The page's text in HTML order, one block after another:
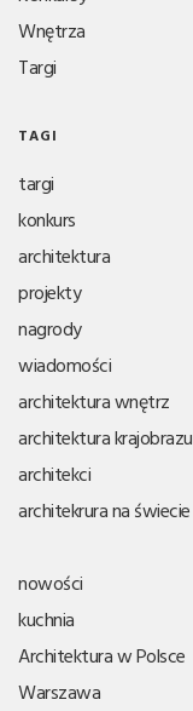
Wnętrza
Targi
TAGI
targi
konkurs
architektura
projekty
nagrody
wiadomości
architektura wnętrz
architektura krajobrazu
architekci
architekrura na świecie
nowości
kuchnia
Architektura w Polsce
Warszawa